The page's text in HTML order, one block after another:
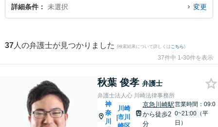
談できる川崎市川崎区内の弁護士に相談予約したい』などでお困りの相談者さ
詳細条件 未選択 変更
37 人の弁護士が見つかりました (検索結果について詳しくは こちら)
37件中 1-30件を表示
秋葉 俊孝 弁護士
弁護士法人心 川崎法律事務所
神
奈
川
|
川崎
市川
京急川崎駅
から徒歩2
分
営業時間：09:0
0~21:00（平
日）